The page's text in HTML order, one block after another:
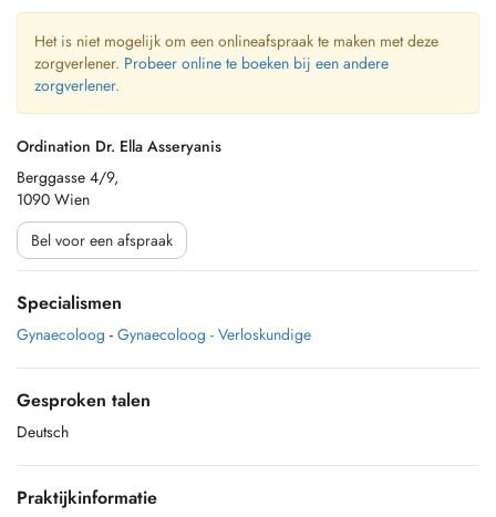
Het is niet mogelijk om een onlineafspraak te maken met deze
zorgverlener. Probeer online te boeken bij een andere
zorgverlener.
Ordination Dr. Ella Asseryanis
Berggasse 4/9,
1090 Wien
Bel voor een afspraak
Specialismen
Gynaecoloog - Gynaecoloog - Verloskundige
Gesproken talen
Deutsch
Praktijkinformatie